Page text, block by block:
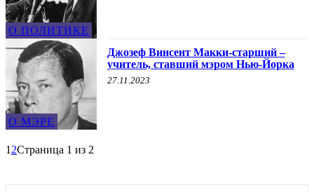
О ПОЛИТИКЕ
О МЭРЕ
Джозеф Винсент Макки-старший –
учитель, ставший мэром Нью-Йорка
27.11.2023
1 2Страница 1 из 2